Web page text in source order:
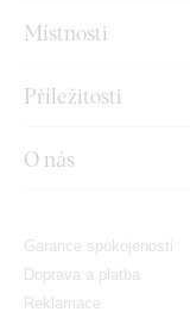
Místnosti
Příležitosti
O nás
Garance spokojenosti
Doprava a platba
Reklamace